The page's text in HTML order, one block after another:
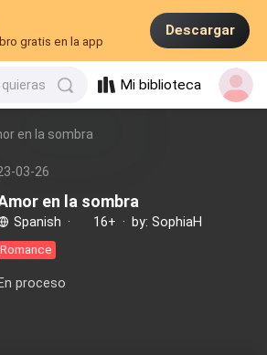
gratis en la app
Descargar
Mi biblioteca
en la sombra
03-26
en la sombra
Spanish · 16+ · by: SophiaH
Romance
En proceso